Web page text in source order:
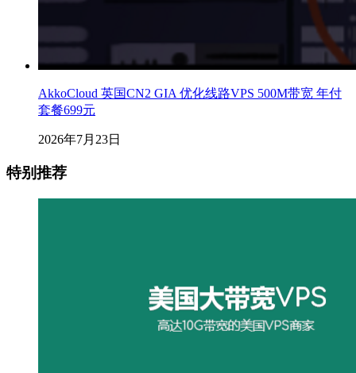
AkkoCloud 英国CN2 GIA 优化线路VPS 500M带宽 年付
套餐699元
2026年7月23日
特别推荐